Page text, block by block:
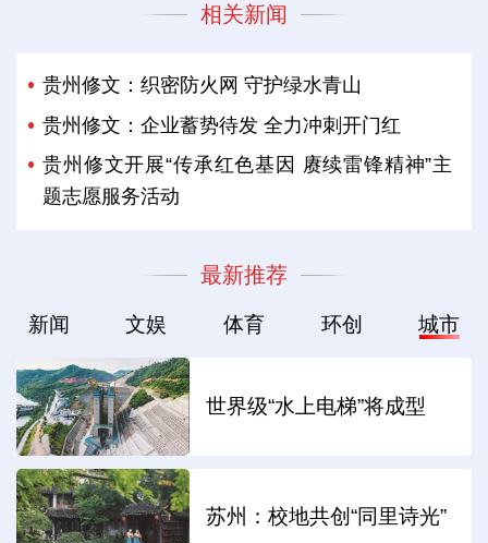
相关新闻
贵州修文：织密防火网 守护绿水青山
贵州修文：企业蓄势待发 全力冲刺开门红
贵州修文开展“传承红色基因 赓续雷锋精神”主
题志愿服务活动
最新推荐
新闻 文娱 体育 环创 城市
世界级“水上电梯”将成型
苏州：校地共创“同里诗光”